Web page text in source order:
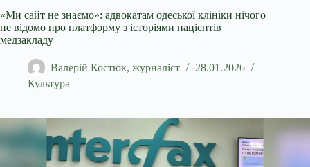
«Ми сайт не знаємо»: адвокатам одеської клініки нічого
не відомо про платформу з історіями пацієнтів
медзакладу
Валерій Костюк, журналіст
28.01.2026
Культура